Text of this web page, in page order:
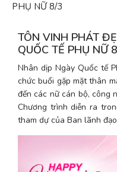
PHỤ NỮ 8/3
TÔN VINH PHÁT
QUỐC TẾ PHỤ NỮ
Nhân dịp Ngày Quốc tế
chức buổi gặp mặt thân
đến các nữ cán bộ, công
Chương trình diễn ra
tham dự của Ban lãnh